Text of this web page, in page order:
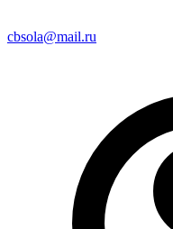
cbsola@mail.ru